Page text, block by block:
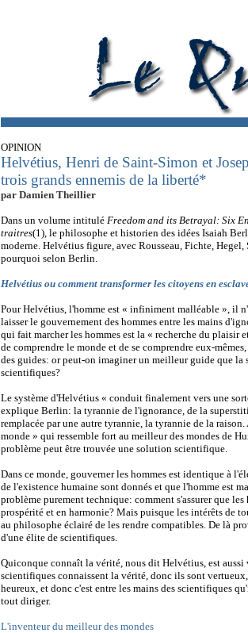
OPINION
Helvétius, Henri de Saint-Simon et
trois grands ennemis de la liberté*
par Damien Theillier
Dans un volume intitulé Freedom and its Betrayal: Six
traitres(1), le philosophe et historien des idées Isaiah
moderne. Helvétius figure, avec Rousseau, Fichte,
pourquoi selon Berlin.
Helvétius ou comment transformer les citoyens en
Pour Helvétius, l'homme est « infiniment malléable », il
laisser le gouvernement des hommes entre les mains
qui fait marcher les hommes est la « recherche du
de comprendre le monde et de se comprendre eux-
des guides: or peut-on imaginer un meilleur guide que
scientifiques?
Le système d'Helvétius « conduit finalement vers une
explique Berlin: la tyrannie de l'ignorance, de la
remplacée par une autre tyrannie, la tyrannie de la
monde » qui ressemble fort au meilleur des mondes de
problème peut être trouvée une solution scientifique.
Dans ce monde, gouverner les hommes est identique à
de l'existence humaine sont donnés et que l'homme est
problème purement technique: comment s'assurer que
prospérité et en harmonie? Mais puisque les intérêts de
au philosophe éclairé de les rendre compatibles. De là
d'une élite de scientifiques.
Quiconque connaît la vérité, nous dit Helvétius, est aussi
scientifiques connaissent la vérité, donc ils sont
heureux, et donc c'est entre les mains des scientifiques
tout diriger.
L'inventeur du meilleur des mondes